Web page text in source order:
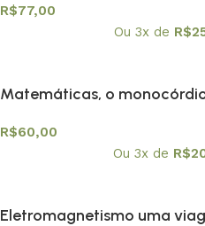
Escola
R$77,00
Ou 3x de R$
Matemáticas, o
R$60,00
Ou 3x de R$
Eletromagnetismo uma